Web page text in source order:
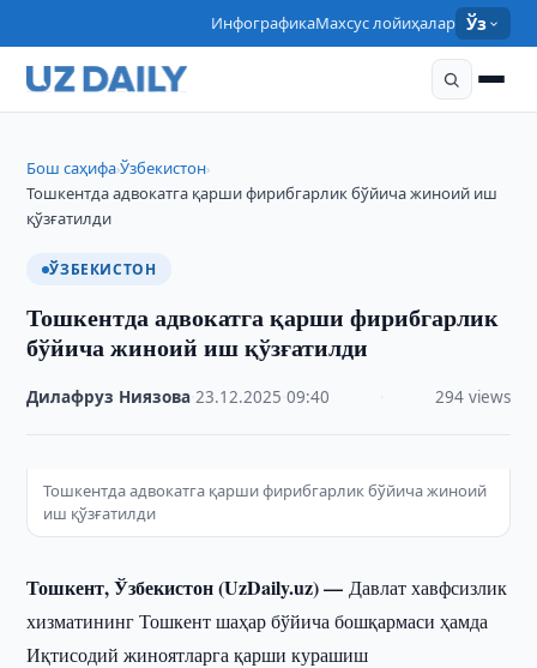
ИнфографикаМахсус лойиҳалар Ўз
Бош саҳифа›Ўзбекистон›
Тошкентда адвокатга қарши фирибгарлик бўйича жиноий иш
қўзғатилди
ЎЗБЕКИСТОН
Тошкентда адвокатга қарши фирибгарлик
бўйича жиноий иш қўзғатилди
Дилафруз Ниязова ·23.12.2025 ·09:40 294 views
Тошкентда адвокатга қарши фирибгарлик бўйича жиноий
иш қўзғатилди
Тошкент, Ўзбекистон (UzDaily.uz) —Давлат хавфсизлик
хизматининг Тошкент шаҳар бўйича бошқармаси ҳамда
Иқтисодий жиноятларга қарши курашиш